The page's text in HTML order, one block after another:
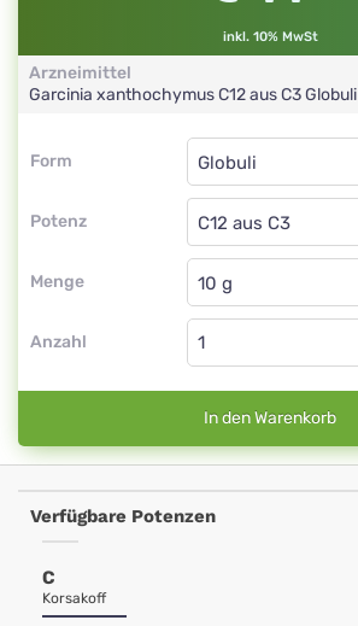
inkl. 10% MwSt
Arzneimittel
Garcinia xanthochymusC12 aus C3Globuli
Form
Form
Potenz
Globuli
C12 aus C3
Menge
Globuli
Anzahl
In den Warenkorb
Verfügbare Potenzen
C
Korsakoff